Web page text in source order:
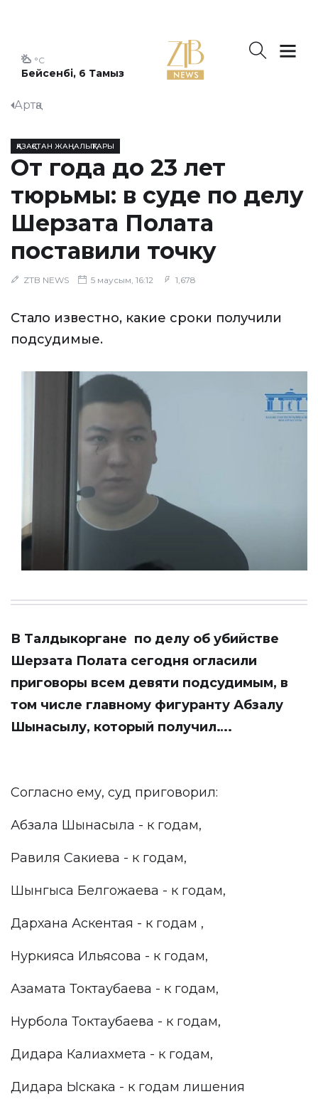
Бейсенбі, 6 Тамыз
°C
Артқа
ҚАЗАҚСТАН ЖАҢАЛЫҚТАРЫ
От года до 23 лет
тюрьмы: в суде по делу
Шерзата Полата
поставили точку
ZTB NEWS 5 маусым, 16:12 1,678
Стало известно, какие сроки получили
подсудимые.
В Талдыкоргане по делу об убийстве
Шерзата Полата сегодня огласили
приговоры всем девяти подсудимым, в
том числе главному фигуранту Абзалу
Шынасылу, который получил….
Согласно ему, суд приговорил:
Абзала Шынасыла - к годам,
Равиля Сакиева - к годам,
Шынгыса Белгожаева - к годам,
Дархана Аскентая - к годам ,
Нуркияса Ильясова - к годам,
Азамата Токтаубаева - к годам,
Нурбола Токтаубаева - к годам,
Дидара Калиахмета - к годам,
Дидара Ыскака - к годам лишения